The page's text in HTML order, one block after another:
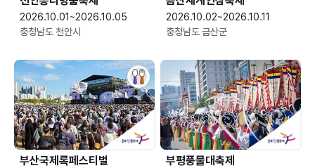
2026.10.01~2026.10.05
충청남도 천안시
2026.10.02~2026.10.11
충청남도 금산군
부산국제록페스티벌 부평풍물대축제